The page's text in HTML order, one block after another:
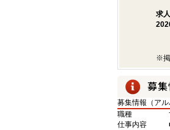
求
※掲
募集情報（アル
職種
仕事内容